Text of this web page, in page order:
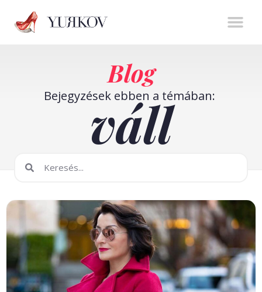
Blog
Bejegyzések ebben a témában:
váll